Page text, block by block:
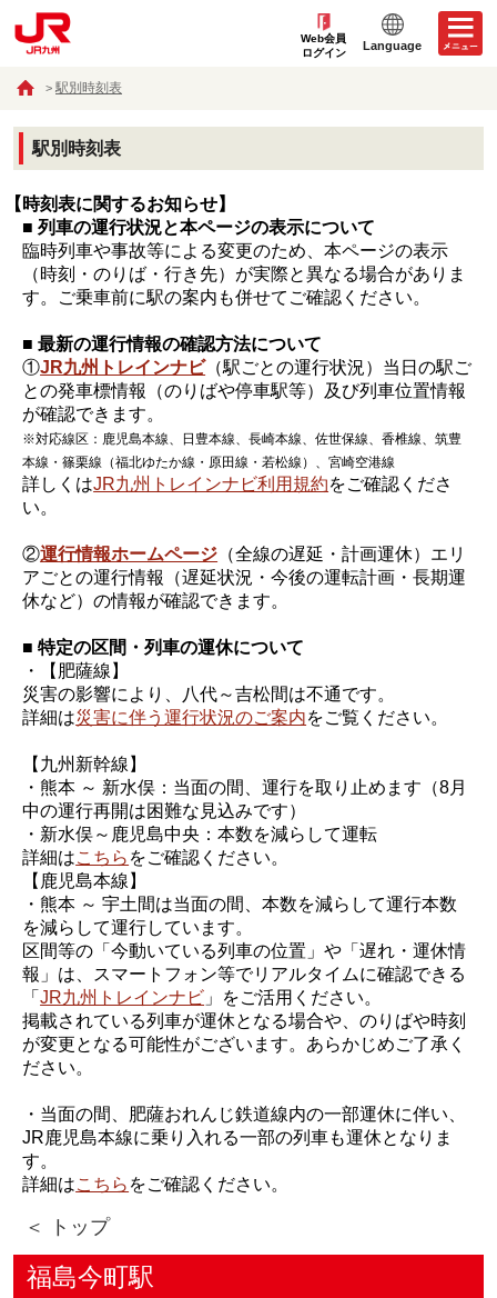
Web会員
ログイン
Language
駅別時刻表
駅別時刻表
【時刻表に関するお知らせ】
■ 列車の運行状況と本ページの表示について
臨時列車や事故等による変更のため、本ページの表示
（時刻・のりば・行き先）が実際と異なる場合がありま
す。ご乗車前に駅の案内も併せてご確認ください。
■ 最新の運行情報の確認方法について
①JR九州トレインナビ（駅ごとの運行状況）当日の駅ご
との発車標情報（のりばや停車駅等）及び列車位置情報
が確認できます。
※対応線区：鹿児島本線、日豊本線、長崎本線、佐世保線、香椎線、筑豊
本線・篠栗線（福北ゆたか線・原田線・若松線）、宮崎空港線
詳しくはJR九州トレインナビ利用規約をご確認くださ
い。
②運行情報ホームページ （全線の遅延・計画運休）エリ
アごとの運行情報（遅延状況・今後の運転計画・長期運
休など）の情報が確認できます。
■ 特定の区間・列車の運休について
・【肥薩線】
災害の影響により、八代～吉松間は不通です。
詳細は災害に伴う運行状況のご案内をご覧ください。
【九州新幹線】
・熊本 ～ 新水俣：当面の間、運行を取り止めます（8月
中の運行再開は困難な見込みです）
・新水俣～鹿児島中央：本数を減らして運転
詳細はこちら をご確認ください。
【鹿児島本線】
・熊本 ～ 宇土間は当面の間、本数を減らして運行本数
を減らして運行しています。
区間等の「今動いている列車の位置」や「遅れ・運休情
報」は、スマートフォン等でリアルタイムに確認できる
「JR九州トレインナビ 」をご活用ください。
掲載されている列車が運休となる場合や、のりばや時刻
が変更となる可能性がございます。あらかじめご了承く
ださい。
・当面の間、肥薩おれんじ鉄道線内の一部運休に伴い、
JR鹿児島本線に乗り入れる一部の列車も運休となりま
す。
詳細はこちら をご確認ください。
＜ トップ
福島今町駅